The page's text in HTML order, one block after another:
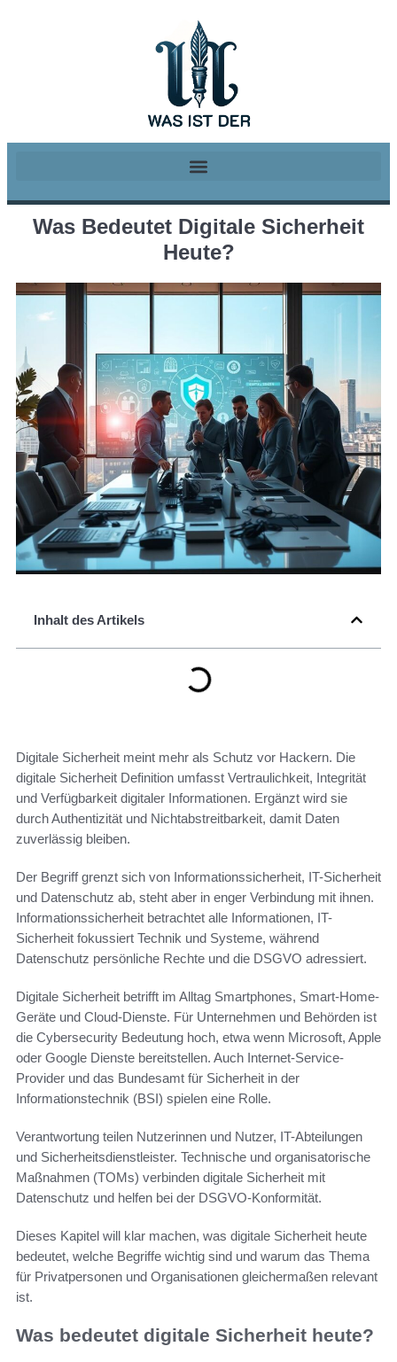
Was Bedeutet Digitale Sicherheit
Heute?
Inhalt des Artikels
Digitale Sicherheit meint mehr als Schutz vor Hackern. Die
digitale Sicherheit Definition umfasst Vertraulichkeit, Integrität
und Verfügbarkeit digitaler Informationen. Ergänzt wird sie
durch Authentizität und Nichtabstreitbarkeit, damit Daten
zuverlässig bleiben.
Der Begriff grenzt sich von Informationssicherheit, IT-Sicherheit
und Datenschutz ab, steht aber in enger Verbindung mit ihnen.
Informationssicherheit betrachtet alle Informationen, IT-
Sicherheit fokussiert Technik und Systeme, während
Datenschutz persönliche Rechte und die DSGVO adressiert.
Digitale Sicherheit betrifft im Alltag Smartphones, Smart-Home-
Geräte und Cloud-Dienste. Für Unternehmen und Behörden ist
die Cybersecurity Bedeutung hoch, etwa wenn Microsoft, Apple
oder Google Dienste bereitstellen. Auch Internet-Service-
Provider und das Bundesamt für Sicherheit in der
Informationstechnik (BSI) spielen eine Rolle.
Verantwortung teilen Nutzerinnen und Nutzer, IT-Abteilungen
und Sicherheitsdienstleister. Technische und organisatorische
Maßnahmen (TOMs) verbinden digitale Sicherheit mit
Datenschutz und helfen bei der DSGVO-Konformität.
Dieses Kapitel will klar machen, was digitale Sicherheit heute
bedeutet, welche Begriffe wichtig sind und warum das Thema
für Privatpersonen und Organisationen gleichermaßen relevant
ist.
Was bedeutet digitale Sicherheit heute?